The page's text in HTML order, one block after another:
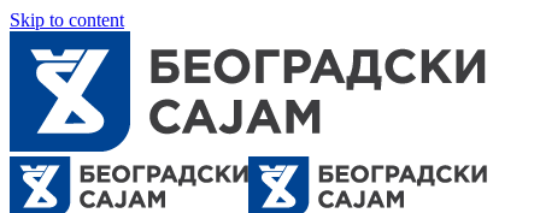
Skip to content